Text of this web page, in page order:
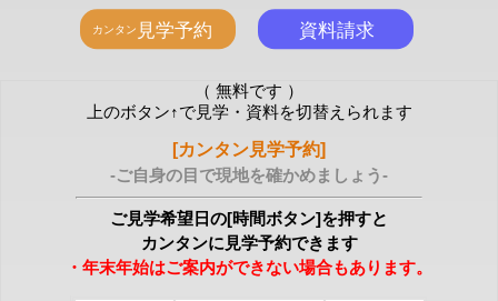
（ 無料です ）
上のボタン↑で見学・資料を切替えられます
[カンタン見学予約]
-ご自身の目で現地を確かめましょう-
ご見学希望日の[時間ボタン]を押すと
カンタンに見学予約できます
・年末年始はご案内ができない場合もあります。